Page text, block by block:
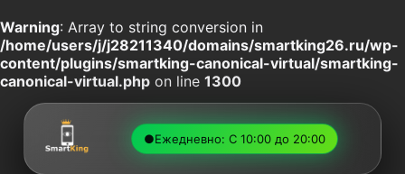
Warning: Array to string conversion in
/home/users/j/j28211340/domains/smartking26.ru/wp-
content/plugins/smartking-canonical-virtual/smartking-
canonical-virtual.php on line 1300
●Ежедневно: С 10:00 до 20:00